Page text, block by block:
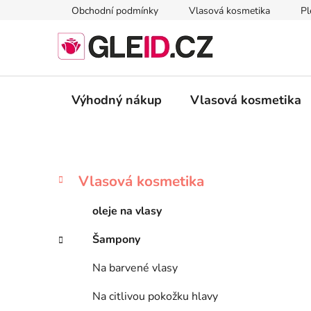
Obchodní podmínky Vlasová kosmetika
Výhodný nákup Vlasová kosmetika
P
r
Přeskočit
kategorie
K
a
g
o
Vlasová kosmetika
oleje na vlasy
Šampony
Na barvené vlasy
Na citlivou pokožku hlavy